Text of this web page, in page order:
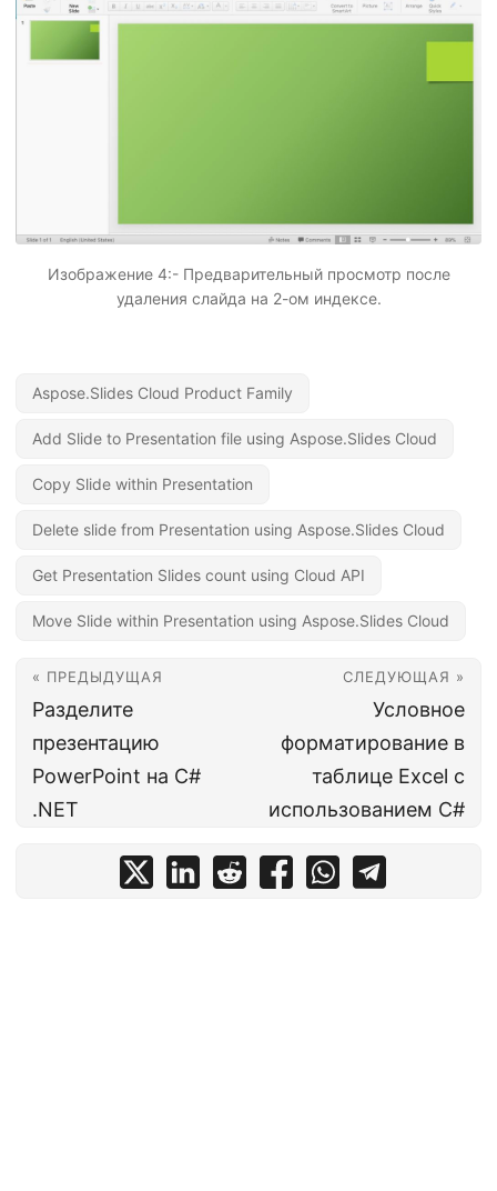
Изображение 4:- Предварительный просмотр после
удаления слайда на 2-ом индексе.
Aspose.Slides Cloud Product Family
Add Slide to Presentation file using Aspose.Slides Cloud
Copy Slide within Presentation
Delete slide from Presentation using Aspose.Slides Cloud
Get Presentation Slides count using Cloud API
Move Slide within Presentation using Aspose.Slides Cloud
« ПРЕДЫДУЩАЯ
Разделите
презентацию
PowerPoint на C#
.NET
СЛЕДУЮЩАЯ »
Условное
форматирование в
таблице Excel с
использованием C#